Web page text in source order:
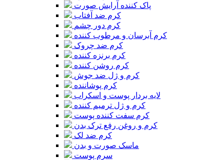
پاک کننده آرایش صورت
کرم ضد آفتاب
کرم دور چشم
کرم آبرسان و مرطوب کننده
کرم ضد چروک
کرم برنزه کننده
کرم روشن کننده
کرم و ژل ضد جوش
کرم پوشاننده
لایه بردار پوست و اسکراب
کرم و ژل ترمیم کننده
کرم سفت کننده پوست
کرم و روغن رفع ترک بدن
کرم ضد لک
ماسک صورت و بدن
سرم پوست